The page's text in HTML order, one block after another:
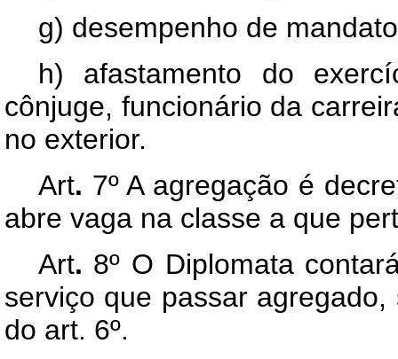
g) desempenho de
h) afastamento do
cônjuge, funcionário da
no exterior.
Art. 7º A agregação é
abre vaga na classe a que
Art. 8º O Diplomata
serviço que passar
do art. 6º.